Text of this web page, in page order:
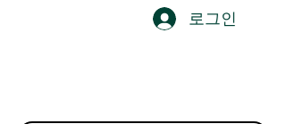
로그인